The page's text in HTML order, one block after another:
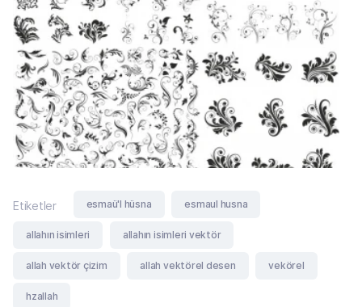
Etiketler esmaü'l hüsna esmaul husna
allahın isimleri allahın isimleri vektör
allah vektör çizim allah vektörel desen vekörel
hzallah